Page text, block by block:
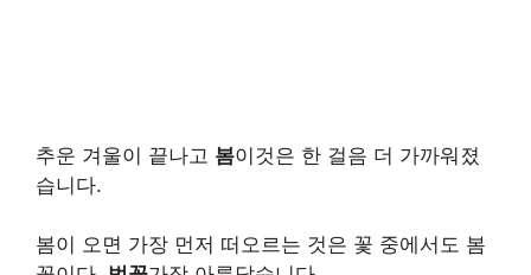
추운 겨울이 끝나고 봄이것은 한 걸음 더 가까워졌
습니다.
봄이 오면 가장 먼저 떠오르는 것은 꽃 중에서도 봄